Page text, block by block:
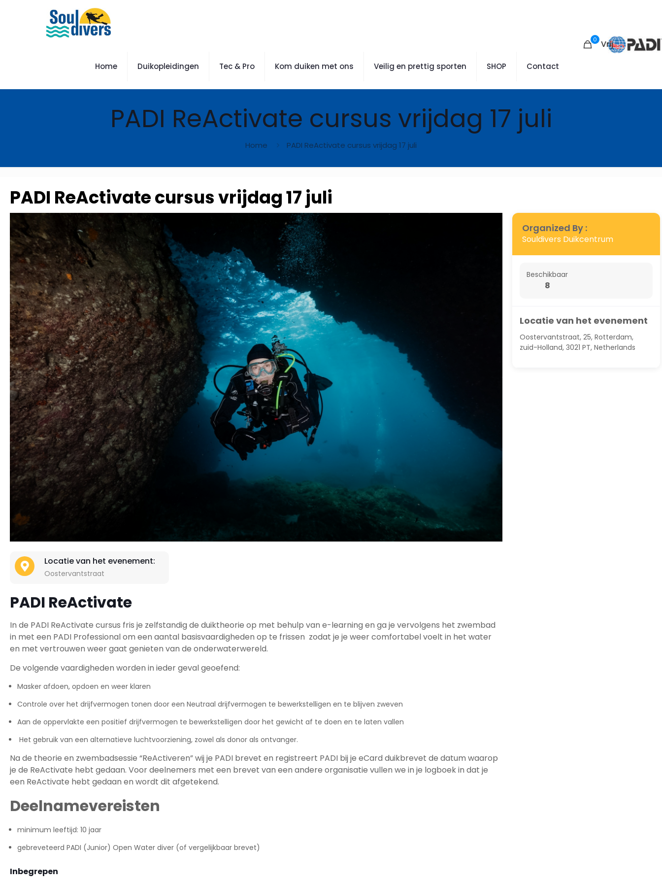
Home Duikopleidingen Tec & Pro Kom duiken met ons Veilig en prettig sporten SHOP Contact
0 Vrij
PADI ReActivate cursus vrijdag 17 juli
Home PADI ReActivate cursus vrijdag 17 juli
PADI ReActivate cursus vrijdag 17 juli
Locatie van het evenement:
Oostervantstraat
PADI ReActivate
In de PADI ReActivate cursus fris je zelfstandig de duiktheorie op met behulp van e-learning en ga je vervolgens het zwembad
in met een PADI Professional om een aantal basisvaardigheden op te frissen zodat je je weer comfortabel voelt in het water
en met vertrouwen weer gaat genieten van de onderwaterwereld.
De volgende vaardigheden worden in ieder geval geoefend:
Masker afdoen, opdoen en weer klaren
Controle over het drijfvermogen tonen door een Neutraal drijfvermogen te bewerkstelligen en te blijven zweven
Aan de oppervlakte een positief drijfvermogen te bewerkstelligen door het gewicht af te doen en te laten vallen
Het gebruik van een alternatieve luchtvoorziening, zowel als donor als ontvanger.
Na de theorie en zwembadsessie “ReActiveren” wij je PADI brevet en registreert PADI bij je eCard duikbrevet de datum waarop
je de ReActivate hebt gedaan. Voor deelnemers met een brevet van een andere organisatie vullen we in je logboek in dat je
een ReActivate hebt gedaan en wordt dit afgetekend.
Deelnamevereisten
minimum leeftijd: 10 jaar
gebreveteerd PADI (Junior) Open Water diver (of vergelijkbaar brevet)
Inbegrepen
Organized By :
Souldivers Duikcentrum
Beschikbaar
8
Locatie van het evenement
Oostervantstraat, 25, Rotterdam,
zuid-Holland, 3021 PT, Netherlands